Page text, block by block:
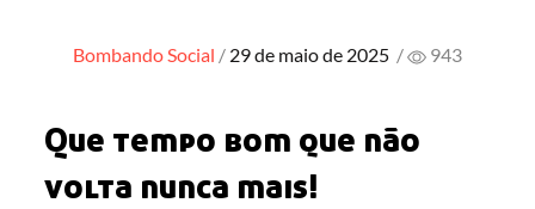
BombandoSocial Posted
29 de maio de 2025 / 943
Que tempo bom que não
volta nunca mais!